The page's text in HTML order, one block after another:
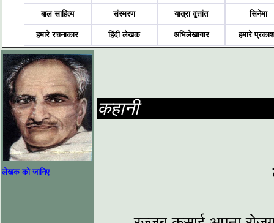
बाल साहित्य संस्मरण यात्रा वृत्तांत सिनेमा
हमारे रचनाकार हिंदी लेखक अभिलेखागार हमारे
लेखक को जानिए
कहानी